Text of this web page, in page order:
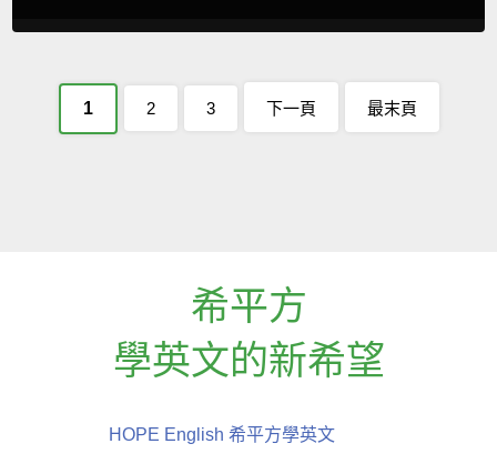
1 2 3 下一頁 最末頁
希平方
學英文的新希望
HOPE English 希平方學英文